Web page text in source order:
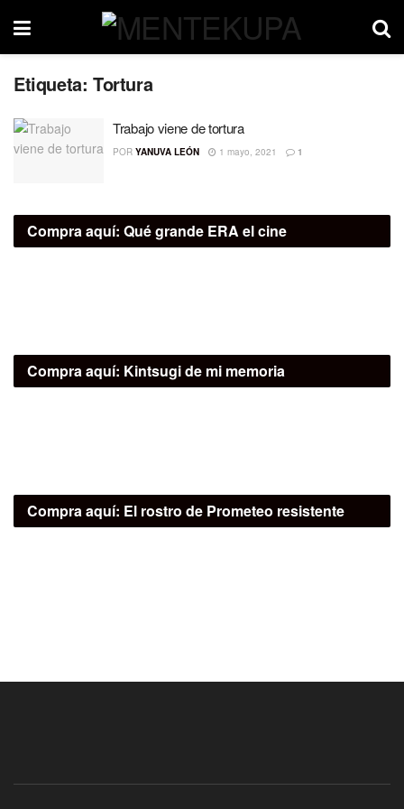
Etiqueta: Tortura
Trabajo viene de tortura
POR YANUVA LEÓN 1 mayo, 2021 1
Compra aquí: Qué grande ERA el cine
Compra aquí: Kintsugi de mi memoria
Compra aquí: El rostro de Prometeo resistente